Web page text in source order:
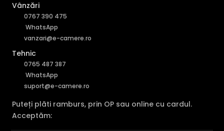
Vânzări
0767 390 475
WhatsApp
vanzari@e-camere.ro
Tehnic
0765 487 387
WhatsApp
suport@e-camere.ro
Puteți plăti ramburs, prin OP sau online cu cardul.
Acceptăm: